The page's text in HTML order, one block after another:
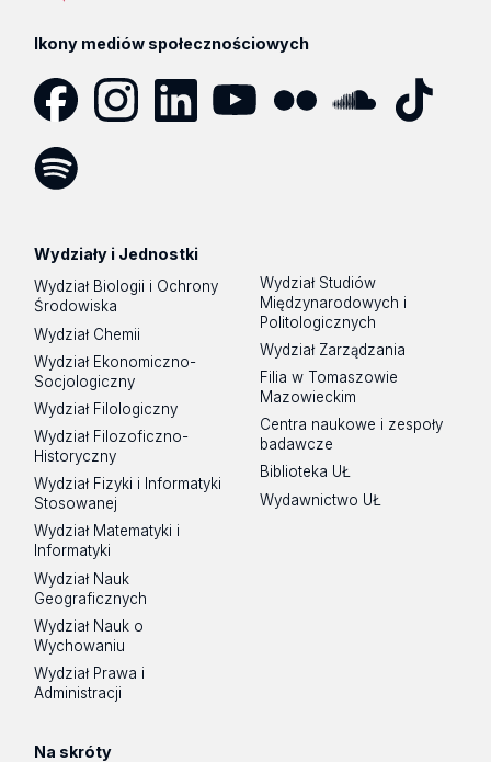
Ikony mediów społecznościowych
Wydziały i Jednostki
Wydział Biologii i Ochrony
Środowiska
Wydział Chemii
Wydział Ekonomiczno-
Socjologiczny
Wydział Filologiczny
Wydział Filozoficzno-
Historyczny
Wydział Fizyki i Informatyki
Stosowanej
Wydział Matematyki i
Informatyki
Wydział Nauk
Geograficznych
Wydział Nauk o
Wychowaniu
Wydział Prawa i
Administracji
Wydział Studiów
Międzynarodowych i
Politologicznych
Wydział Zarządzania
Filia w Tomaszowie
Mazowieckim
Centra naukowe i zespoły
badawcze
Biblioteka UŁ
Wydawnictwo UŁ
Na skróty